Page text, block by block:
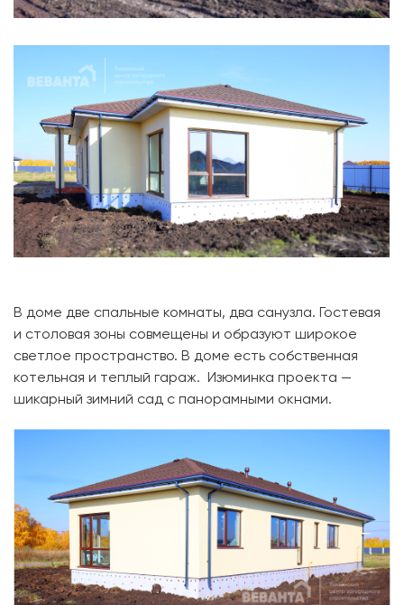
В доме две спальные комнаты, два санузла. Гостевая
и столовая зоны совмещены и образуют широкое
светлое пространство. В доме есть собственная
котельная и теплый гараж. Изюминка проекта —
шикарный зимний сад с панорамными окнами.